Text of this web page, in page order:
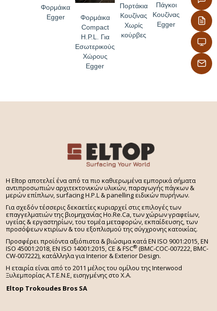
Φορμάικα
Egger
Φορμάικα
Compact
H.P.L. Για
Εσωτερικούς
Χώρους
Egger
Πορτάκια
Κουζίνας
Χωρίς
κούρβες
Πάγκοι
Κουζίνας
Egger
H Eltop αποτελεί ένα από τα πιο καθιερωμένα εμπορικά σήματα
αντιπροσωπιών αρχιτεκτονικών υλικών, παραγωγής πάγκων &
μερών επίπλων, surfacing H.P.L & panelling ειδικών πυρήνων.
Για σχεδόν τέσσερις δεκαετίες κυριαρχεί στις επιλογές των
επαγγελματιών της βιομηχανίας Ho.Re.Ca, των χώρων γραφείων,
υγείας & εργαστηρίων, του τομέα μεταφορών, εκπαίδευσης, των
προσόψεων κτιρίων & του εξοπλισμού της σύγχρονης κατοικίας.
Προσφέρει προϊόντα αξιόπιστα & βιώσιμα κατά EN ISO 9001:2015, EN
ISO 45001:2018, EN ISO 14001:2015,CE & FSC® (BMC-COC-007222, BMC-
CW-007222), κατάλληλα για Interior & Exterior Design.
Η εταιρία είναι από το 2011 μέλος του ομίλου της Interwood
Ξυλεμπορίας Α.Τ.Ε.Ν.Ε, εισηγμένης στο Χ.A.
Eltop Trokoudes Bros SA